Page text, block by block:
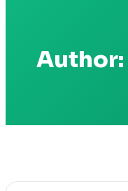
Author: